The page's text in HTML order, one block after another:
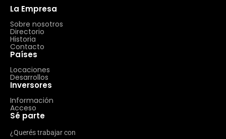
La Empresa
Sobre nosotros
Directorio
Historia
Contacto
Países
Locaciones
Desarrollos
Inversores
Información
Acceso
Sé parte
¿Querés trabajar con